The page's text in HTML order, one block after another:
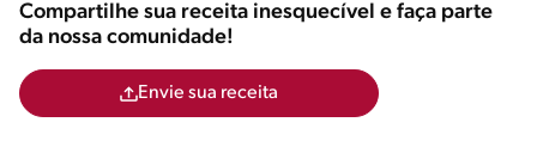
Compartilhe sua receita inesquecível e faça parte
da nossa comunidade!
Envie sua receita